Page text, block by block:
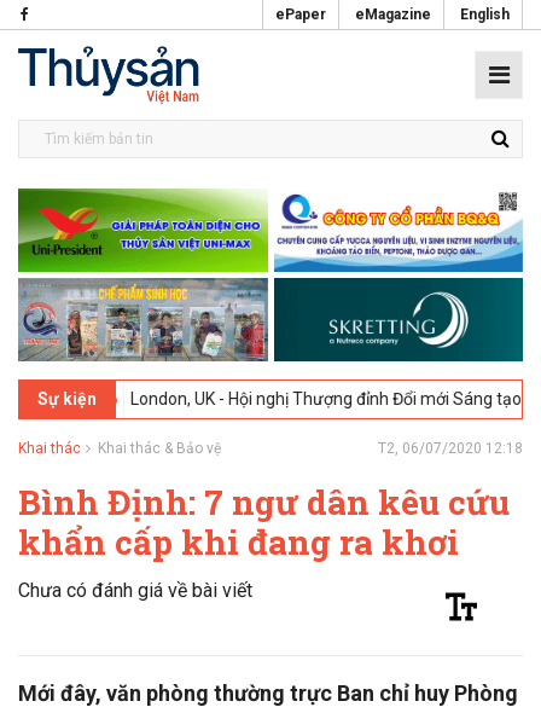
ePaper eMagazine English
Sự kiện
2026 London, UK - Hội nghị Thượng đỉnh Đổi mới Sáng tạo trong
Khai thác Khai thác & Bảo vệ T2, 06/07/2020 12:18
Bình Định: 7 ngư dân kêu cứu
khẩn cấp khi đang ra khơi
Chưa có đánh giá về bài viết
Mới đây, văn phòng thường trực Ban chỉ huy Phòng